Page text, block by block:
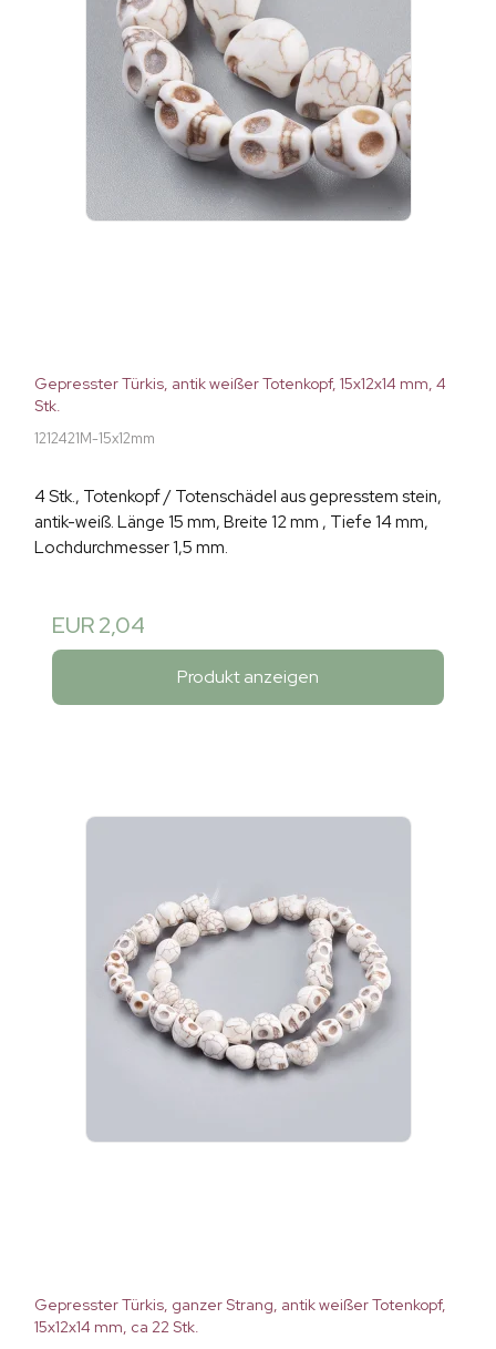
Gepresster Türkis, antik weißer Totenkopf, 15x12x14 mm, 4
Stk.
1212421M-15x12mm
4 Stk., Totenkopf / Totenschädel aus gepresstem stein,
antik-weiß. Länge 15 mm, Breite 12 mm , Tiefe 14 mm,
Lochdurchmesser 1,5 mm.
EUR 2,04
Produkt anzeigen
Gepresster Türkis, ganzer Strang, antik weißer Totenkopf,
15x12x14 mm, ca 22 Stk.